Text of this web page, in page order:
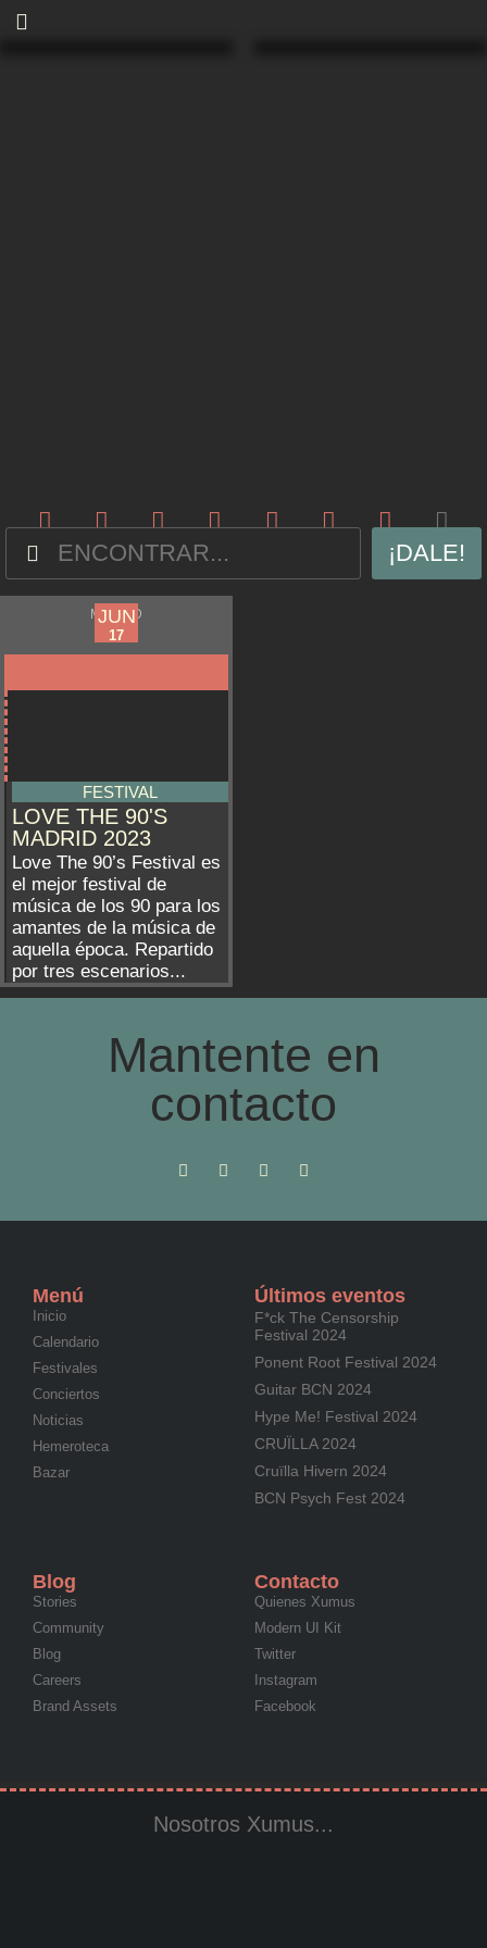
¡DALE!
MADRID
JUN
17
JUN
17
FESTIVAL
LOVE THE 90'S
MADRID 2023
Love The 90’s Festival es
el mejor festival de
música de los 90 para los
amantes de la música de
aquella época. Repartido
por tres escenarios...
Mantente en
contacto
Menú
Inicio
Calendario
Festivales
Conciertos
Noticias
Hemeroteca
Bazar
Últimos eventos
F*ck The Censorship
Festival 2024
Ponent Root Festival 2024
Guitar BCN 2024
Hype Me! Festival 2024
CRUÏLLA 2024
Cruïlla Hivern 2024
BCN Psych Fest 2024
Blog
Stories
Community
Blog
Careers
Brand Assets
Contacto
Quienes Xumus
Modern UI Kit
Twitter
Instagram
Facebook
Nosotros Xumus...